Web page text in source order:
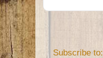
Subscribe to: